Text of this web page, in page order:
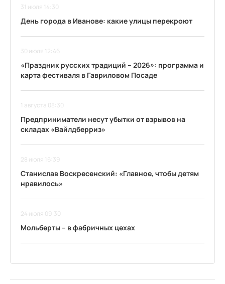
31 июля 14:30
День города в Иванове: какие улицы перекроют
30 июля 12:46
«Праздник русских традиций – 2026»: программа и
карта фестиваля в Гавриловом Посаде
1 августа 08:30
Предприниматели несут убытки от взрывов на
складах «Вайлдберриз»
28 июля 16:39
Станислав Воскресенский: «Главное, чтобы детям
нравилось»
24 июля 09:30
Мольберты – в фабричных цехах